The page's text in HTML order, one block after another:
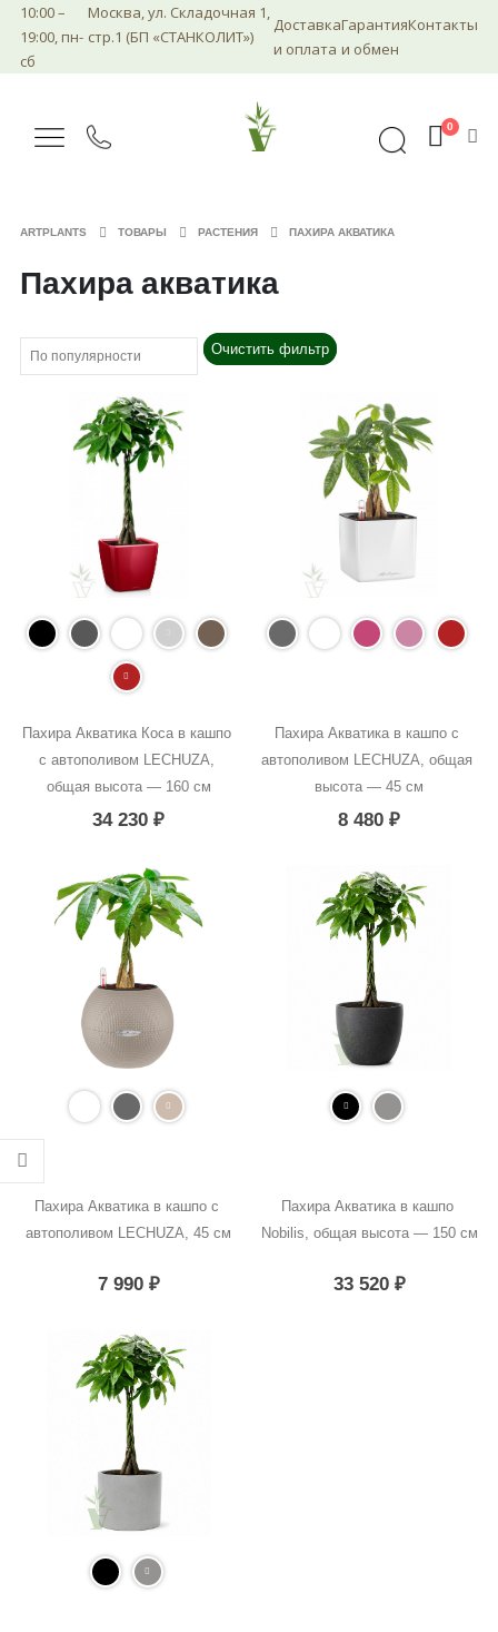
10:00 –
19:00, пн-
сб
Москва, ул. Складочная 1,
стр.1 (БП «СТАНКОЛИТ»)
Доставка
и оплата
Гарантия
и обмен
Контакты
0
ARTPLANTS ТОВАРЫ РАСТЕНИЯ ПАХИРА АКВАТИКА
Пахира акватика
Очистить фильтр
Пахира Акватика Коса в кашпо
с автополивом LECHUZA,
общая высота — 160 см
34 230₽
Пахира Акватика в кашпо с
автополивом LECHUZA, общая
высота — 45 см
8 480₽
Пахира Акватика в кашпо с
автополивом LECHUZA, 45 см
7 990 ₽
Пахира Акватика в кашпо
Nobilis, общая высота — 150 см
33 520 ₽